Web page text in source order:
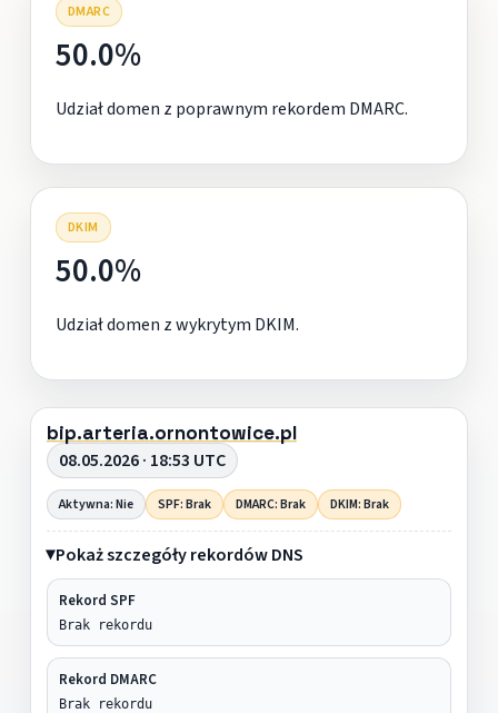
DMARC
50.0%
Udział domen z poprawnym rekordem DMARC.
DKIM
50.0%
Udział domen z wykrytym DKIM.
bip.arteria.ornontowice.pl
08.05.2026 · 18:53 UTC
Aktywna: Nie SPF: Brak DMARC: Brak DKIM: Brak
Pokaż szczegóły rekordów DNS
Rekord SPF
Brak rekordu
Rekord DMARC
Brak rekordu